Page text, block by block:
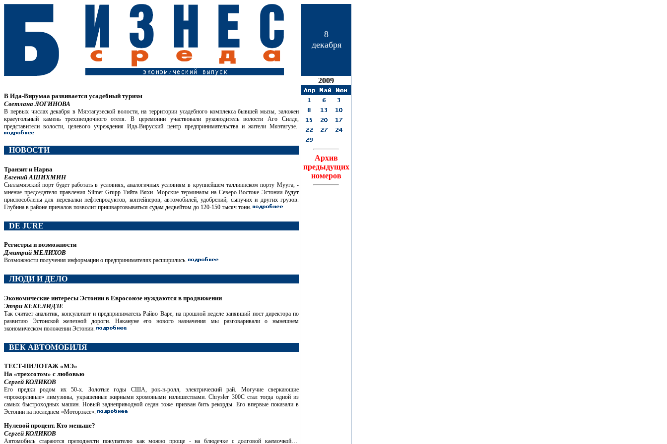
8
декабря
В Ида-Вирумаа развивается усадебный туризм
Светлана ЛОГИНОВА
В первых числах декабря в Мяэтагузеской волости, на территории усадебного комплекса бывшей мызы, заложен
краеугольный камень трехзвездочного отеля. В церемонии участвовали руководитель волости Аго Силде,
представители волости, целевого учреждения Ида-Вируский центр предпринимательства и жители Мяэтагузе.
НОВОСТИ
Транзит и Нарва
Евгений АШИХМИН
Силламяэский порт будет работать в условиях, аналогичных условиям в крупнейшем таллиннском порту Мууга, -
мнение председателя правления Silmet Grupp Тийта Вяхи. Морские терминалы на Северо-Востоке Эстонии будут
приспособлены для перевалки нефтепродуктов, контейнеров, автомобилей, удобрений, сыпучих и других грузов.
Глубина в районе причалов позволит пришвартовываться судам дедвейтом до 120-150 тысяч тонн.
DE JURE
Регистры и возможности
Дмитрий МЕЛИХОВ
Возможности получения информации о предпринимателях расширились.
ЛЮДИ И ДЕЛО
Экономические интересы Эстонии в Евросоюзе нуждаются в продвижении
Этэри КЕКЕЛИДЗЕ
Так считает аналитик, консультант и предприниматель Райво Варе, на прошлой неделе занявший пост директора по
развитию Эстонской железной дороги. Накануне его нового назначения мы разговаривали о нынешнем
экономическом положении Эстонии.
ВЕК АВТОМОБИЛЯ
ТЕСТ-ПИЛОТАЖ «МЭ»
На «трехсотом» с любовью
Сергей КОЛИКОВ
Его предки родом их 50-х. Золотые годы США, рок-н-ролл, электрический рай. Могучие сверкающие
«прожорливые» лимузины, украшенные жирными хромовыми излишествами. Chrysler 300С стал тогда одной из
самых быстроходных машин. Новый заднеприводной седан тоже призван бить рекорды. Его впервые показали в
Эстонии на последнем «Моторэксе».
Нулевой процент. Кто меньше?
Сергей КОЛИКОВ
Автомобиль стараются преподнести покупателю как можно проще - на блюдечке с долговой каемочкой…
2009
Архив
предыдущих
номеров